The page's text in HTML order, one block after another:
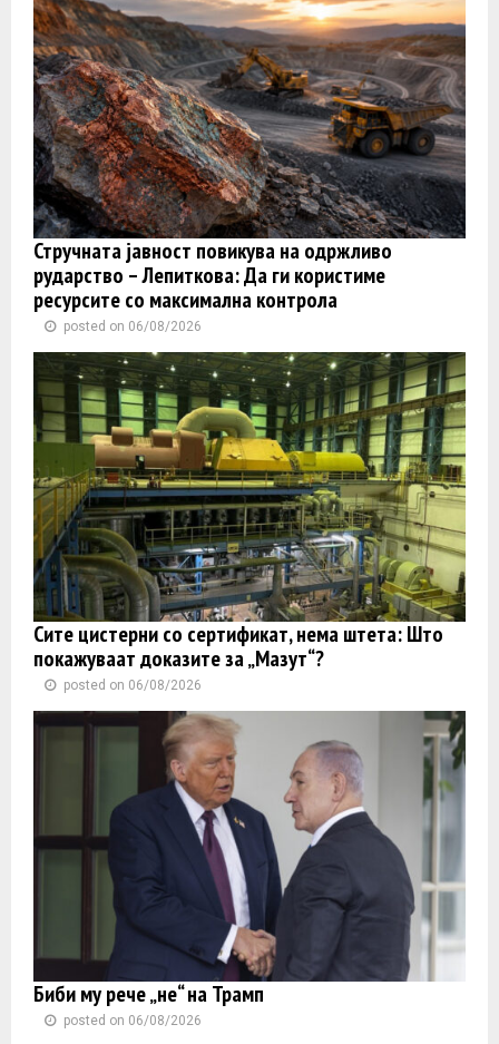
Стручната јавност повикува на одржливо
рударство – Лепиткова: Да ги користиме
ресурсите со максимална контрола
posted on 06/08/2026
Сите цистерни со сертификат, нема штета: Што
покажуваат доказите за „Мазут“?
posted on 06/08/2026
Биби му рече „не“ на Трамп
posted on 06/08/2026